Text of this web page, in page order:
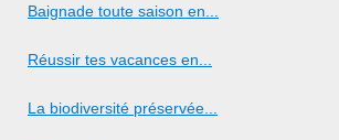
Baignade toute saison en...
Réussir tes vacances en...
La biodiversité préservée...